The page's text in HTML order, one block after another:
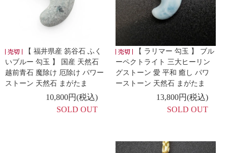
【 福井県産 笏谷石 ふく
いブルー 勾玉 】 国産 天然石
越前青石 魔除け 厄除け パワー
ストーン 天然石 まがたま
10,800円(税込)
SOLD OUT
【 ラリマー 勾玉 】 ブル
ーペクトライト 三大ヒーリン
グストーン 愛 平和 癒し パワ
ーストーン 天然石 まがたま
13,800円(税込)
SOLD OUT